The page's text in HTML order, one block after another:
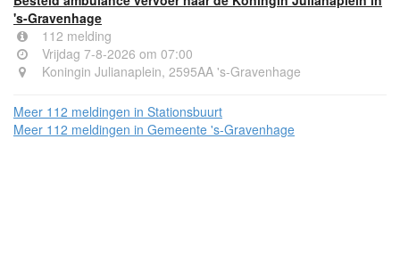
's-Gravenhage
112 melding
Vrijdag 7-8-2026 om 07:00
Koningin Julianaplein, 2595AA 's-Gravenhage
Meer 112 meldingen in Stationsbuurt
Meer 112 meldingen in Gemeente 's-Gravenhage